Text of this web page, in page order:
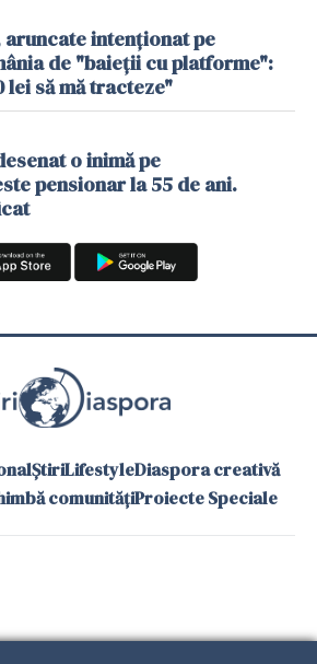
aruncate intenționat pe
de "baieții cu platforme":
lei să mă tracteze"
o inimă pe
pensionar la 55 de ani.
ȘtiriLifestyleDiaspora creativă
comunitățiProiecte Speciale